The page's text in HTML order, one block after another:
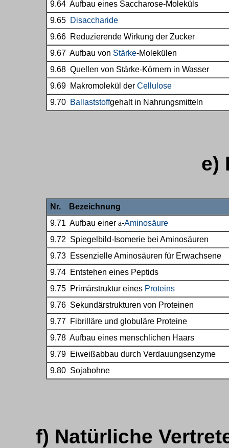
9.64 Aufbau eines Saccharose-Moleküls
9.65 Disaccharide
9.66 Reduzierende Wirkung der Zucker
9.67 Aufbau von Stärke-Molekülen
9.68 Quellen von Stärke-Körnern in Wasser
9.69 Makromolekül der Cellulose
9.70 Ballaststoffgehalt in Nahrungsmitteln
e)
Nr. Bezeichnung
9.71 Aufbau einer a-Aminosäure
9.72 Spiegelbild-Isomerie bei Aminosäuren
9.73 Essenzielle Aminosäuren für Erwachsene
9.74 Entstehen eines Peptids
9.75 Primärstruktur eines Proteins
9.76 Sekundärstrukturen von Proteinen
9.77 Fibrilläre und globuläre Proteine
9.78 Aufbau eines menschlichen Haars
9.79 Eiweißabbau durch Verdauungsenzyme
9.80 Sojabohne
f) Natürliche